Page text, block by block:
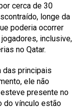
cerca de 30
longe da
poderia ocorrer
inclusive,
no Qatar.
das principais
ele não
presente no
do vínculo estão